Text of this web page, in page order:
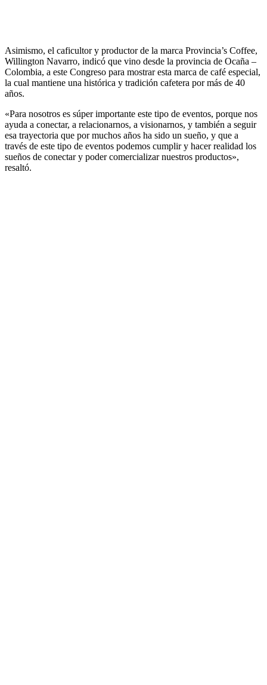
Asimismo, el caficultor y productor de la marca Provincia’s Coffee,
Willington Navarro, indicó que vino desde la provincia de Ocaña –
Colombia, a este Congreso para mostrar esta marca de café especial,
la cual mantiene una histórica y tradición cafetera por más de 40
años.
«Para nosotros es súper importante este tipo de eventos, porque nos
ayuda a conectar, a relacionarnos, a visionarnos, y también a seguir
esa trayectoria que por muchos años ha sido un sueño, y que a
través de este tipo de eventos podemos cumplir y hacer realidad los
sueños de conectar y poder comercializar nuestros productos»,
resaltó.